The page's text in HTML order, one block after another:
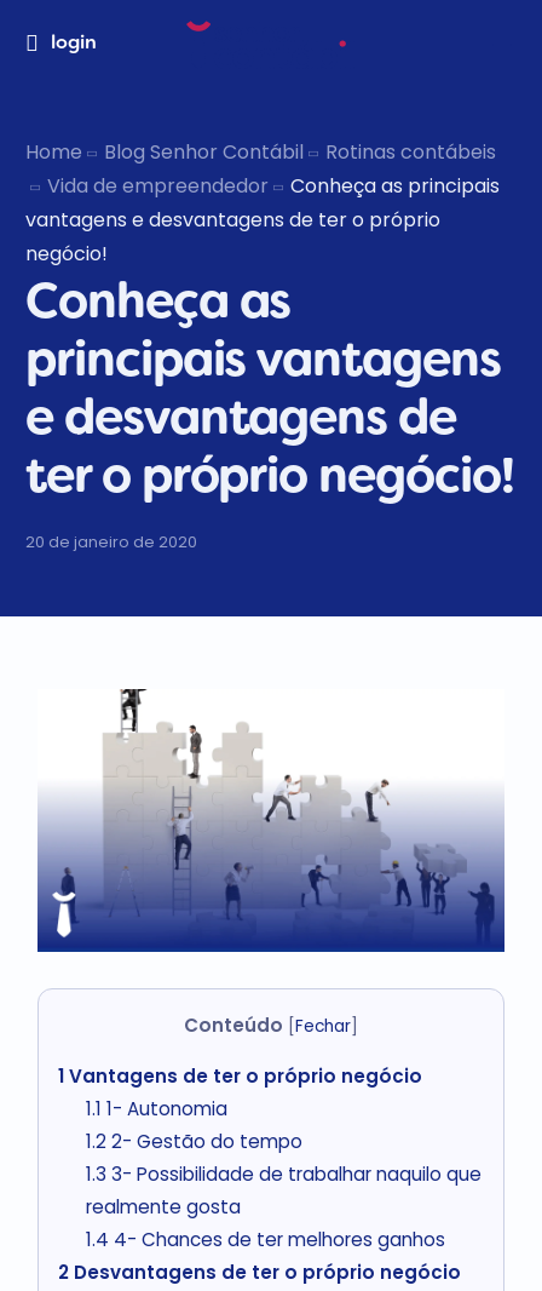
login
Home Blog Senhor Contábil
Rotinas contábeis
Vida de empreendedor
Conheça as principais
vantagens e desvantagens de ter o próprio
negócio!
Conheça as
principais vantagens
e desvantagens de
ter o próprio negócio!
20 de janeiro de 2020
Conteúdo [Fechar]
1Vantagens de ter o próprio negócio
1.1 1- Autonomia
1.22- Gestão do tempo
1.3 3- Possibilidade de trabalhar naquilo que
realmente gosta
1.4 4- Chances de ter melhores ganhos
2Desvantagens de ter o próprio negócio